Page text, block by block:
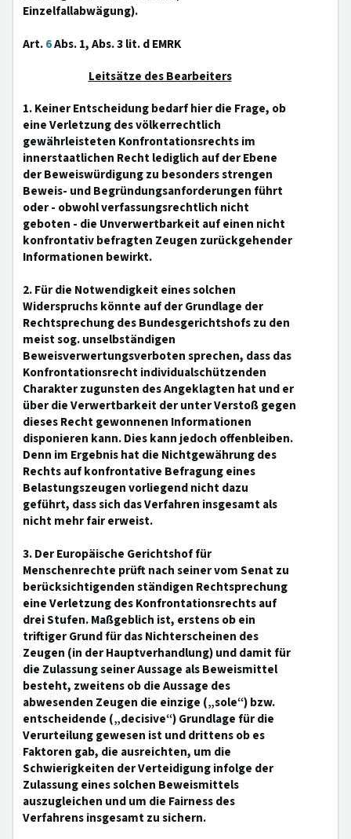
Einzelfallabwägung).
Art.6Abs. 1, Abs. 3 lit. d EMRK
Leitsätze des Bearbeiters
1. Keiner Entscheidung bedarf hier die Frage, ob
eine Verletzung des völkerrechtlich
gewährleisteten Konfrontationsrechts im
innerstaatlichen Recht lediglich auf der Ebene
der Beweiswürdigung zu besonders strengen
Beweis- und Begründungsanforderungen führt
oder - obwohl verfassungsrechtlich nicht
geboten - die Unverwertbarkeit auf einen nicht
konfrontativ befragten Zeugen zurückgehender
Informationen bewirkt.
2. Für die Notwendigkeit eines solchen
Widerspruchs könnte auf der Grundlage der
Rechtsprechung des Bundesgerichtshofs zu den
meist sog. unselbständigen
Beweisverwertungsverboten sprechen, dass das
Konfrontationsrecht individualschützenden
Charakter zugunsten des Angeklagten hat und er
über die Verwertbarkeit der unter Verstoß gegen
dieses Recht gewonnenen Informationen
disponieren kann. Dies kann jedoch offenbleiben.
Denn im Ergebnis hat die Nichtgewährung des
Rechts auf konfrontative Befragung eines
Belastungszeugen vorliegend nicht dazu
geführt, dass sich das Verfahren insgesamt als
nicht mehr fair erweist.
3. Der Europäische Gerichtshof für
Menschenrechte prüft nach seiner vom Senat zu
berücksichtigenden ständigen Rechtsprechung
eine Verletzung des Konfrontationsrechts auf
drei Stufen. Maßgeblich ist, erstens ob ein
triftiger Grund für das Nichterscheinen des
Zeugen (in der Hauptverhandlung) und damit für
die Zulassung seiner Aussage als Beweismittel
besteht, zweitens ob die Aussage des
abwesenden Zeugen die einzige („sole“) bzw.
entscheidende („decisive“) Grundlage für die
Verurteilung gewesen ist und drittens ob es
Faktoren gab, die ausreichten, um die
Schwierigkeiten der Verteidigung infolge der
Zulassung eines solchen Beweismittels
auszugleichen und um die Fairness des
Verfahrens insgesamt zu sichern.